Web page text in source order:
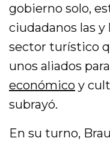
gobierno solo,
ciudadanos las
sector turístico
unos aliados
económico y
subrayó.
En su turno,